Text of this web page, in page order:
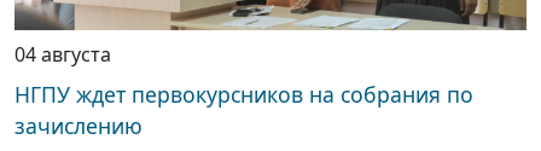
04 августа
НГПУ ждет первокурсников на собрания по
зачислению